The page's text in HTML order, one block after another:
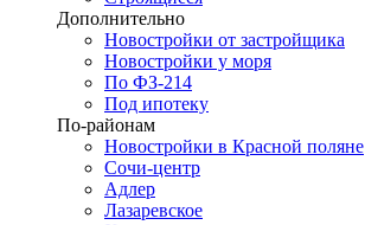
Дополнительно
Новостройки от застройщика
Новостройки у моря
По ФЗ-214
Под ипотеку
По-районам
Новостройки в Красной поляне
Сочи-центр
Адлер
Лазаревское